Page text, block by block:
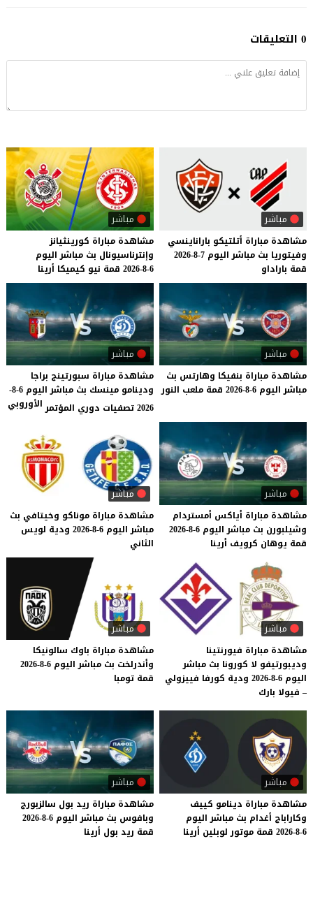
0 التعليقات
مباشر
مشاهدة مباراة أتلتيكو باراناينسي
وفيتوريا بث مباشر اليوم 7-8-2026
قمة باراداو
مباشر
مشاهدة مباراة كورينثيانز
وإنترناسيونال بث مباشر اليوم
6-8-2026
قمة نيو كيميكا أرينا
مباشر
مشاهدة مباراة بنفيكا وهارتس بث
مباشر اليوم 6-8-2026 قمة ملعب النور
مباشر
مشاهدة مباراة سبورتينج براجا
ودينامو مينسك بث مباشر اليوم 6-8-
2026 تصفيات دوري المؤتمر
الأوروبي
مباشر
مشاهدة مباراة أياكس أمستردام
وشيلبورن بث مباشر اليوم 6-8-2026
قمة يوهان كرويف أرينا
مباشر
مشاهدة مباراة موناكو وخيتافي بث
مباشر اليوم 6-8-2026 ودية لويس
الثاني
مباشر
مشاهدة مباراة فيورنتينا
وديبورتيفو لا كورونا بث مباشر
اليوم 6-8-2026 ودية كورفا فييزولي
– فيولا بارك
مباشر
مشاهدة مباراة باوك سالونيكا
وأندرلخت بث مباشر اليوم 6-8-2026
قمة تومبا
مباشر
مشاهدة مباراة دينامو كييف
وكاراباج أغدام بث مباشر اليوم
6-8-2026
قمة موتور لوبلين أرينا
مباشر
مشاهدة مباراة ريد بول سالزبورج
وبافوس بث مباشر اليوم 6-8-2026
قمة ريد بول أرينا